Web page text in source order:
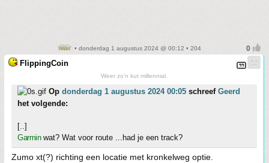
• donderdag 1 augustus 2024 @ 00:12 • 204
FlippingCoin
Weer zo'n kut millennial.
Op donderdag 1 augustus 2024 00:05 schreef Geerd
het volgende:
[..]
Garminwat? Wat voor route ...had je een track?
Zumo xt(?) richting een locatie met kronkelweg optie.